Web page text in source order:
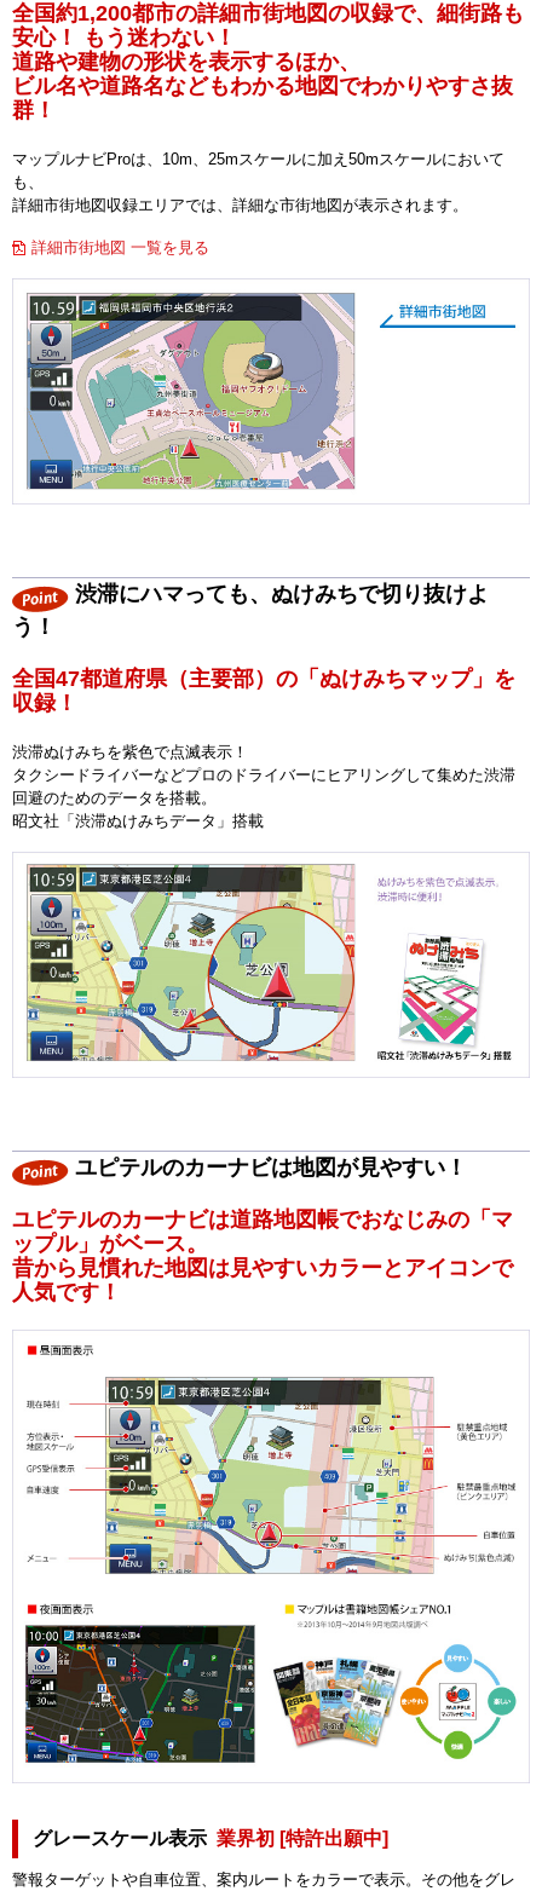
全国約1,200都市の詳細市街地図の収録で、細街路も
安心！ もう迷わない！
道路や建物の形状を表示するほか、
ビル名や道路名などもわかる地図でわかりやすさ抜
群！
マップルナビProは、10m、25mスケールに加え50mスケールにおいて
も、
詳細市街地図収録エリアでは、詳細な市街地図が表示されます。
詳細市街地図 一覧を見る
渋滞にハマっても、ぬけみちで切り抜けよ
う！
全国47都道府県（主要部）の「ぬけみちマップ」を
収録！
渋滞ぬけみちを紫色で点滅表示！
タクシードライバーなどプロのドライバーにヒアリングして集めた渋滞
回避のためのデータを搭載。
昭文社「渋滞ぬけみちデータ」搭載
ユピテルのカーナビは地図が見やすい！
ユピテルのカーナビは道路地図帳でおなじみの「マ
ップル」がベース。
昔から見慣れた地図は見やすいカラーとアイコンで
人気です！
グレースケール表示 業界初 [特許出願中]
警報ターゲットや自車位置、案内ルートをカラーで表示。その他をグレ